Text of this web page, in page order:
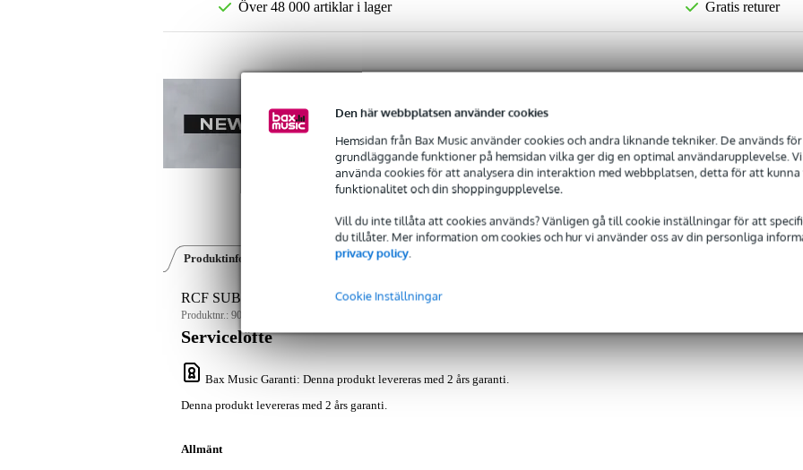
Den här webbplatsen använder cookies
Hemsidan från Bax Music använder cookies och andra liknande tekniker. De används
grundläggande funktioner på hemsidan vilka ger dig en optimal användarupplevelse.
använda cookies för att analysera din interaktion med webbplatsen, detta för att
funktionalitet och din shoppingupplevelse.
Vill du inte tillåta att cookies används? Vänligen gå till cookie inställningar för att
du tillåter. Mer information om cookies och hur vi använder oss av din personliga
privacy policy.
Cookie Inställningar
Över 48 000 artiklar i lager
Gratis returer
Produktinformation Recensioner(1) Nedladdningar (1)
RCF SUB 15-AS aktiv subwoofer
Produktnr.: 9000-0141-6669
Servicelöfte
Bax Music Garanti: Denna produkt levereras med 2 års garanti.
Denna produkt levereras med 2 års garanti.
Allmänt